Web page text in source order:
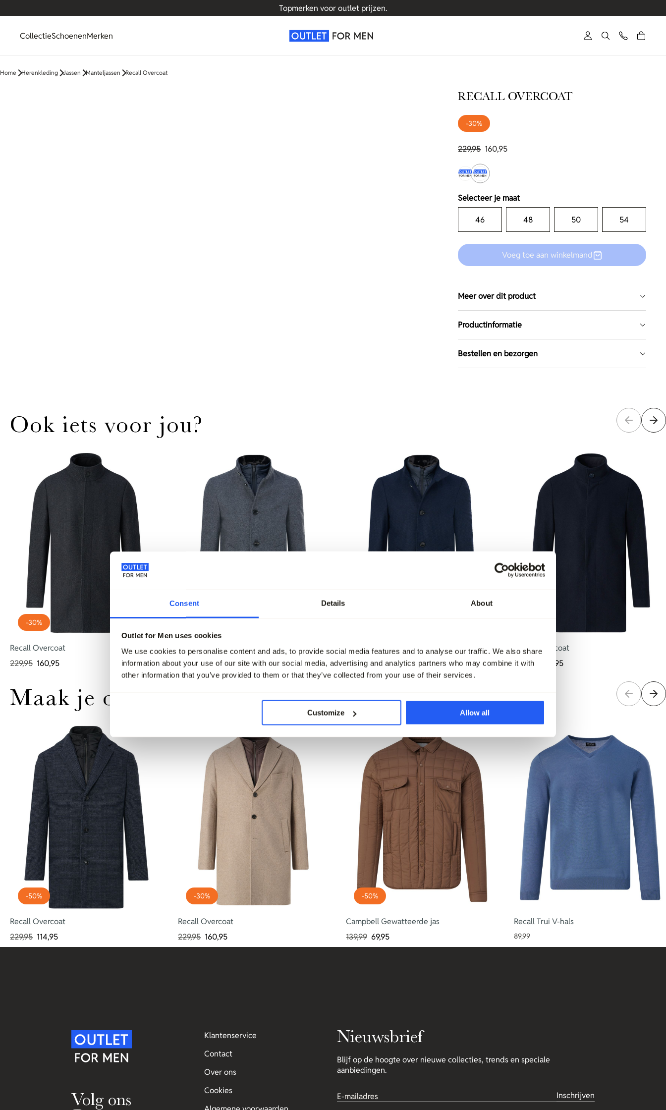
Consent Details About
Outlet for Men uses cookies
We use cookies to personalise content and ads, to provide social media features and to analyse our traffic. We also share
information about your use of our site with our social media, advertising and analytics partners who may combine it with
other information that you’ve provided to them or that they’ve collected from your use of their services.
Customize Allow all
Topmerken voor outlet prijzen.
CollectieSchoenenMerken
Home Herenkleding Jassen Manteljassen Recall Overcoat
RECALL OVERCOAT
-30%
229,95 160,95
Selecteer je maat
46 48 50 54
Voeg toe aan winkelmand
Meer over dit product
Productinformatie
Bestellen en bezorgen
Ook iets voor jou?
-30%
Recall Overcoat
229,95 160,95
Nobel Overcoat
299,95
149,95
Nobel Overcoat
299,95 149,95
Recall Overcoat
229,95
160,95
Maak je outfit compleet
-50%
Recall Overcoat
229,95 114,95
-30%
Recall Overcoat
229,95 160,95
-50%
Campbell Gewatteerde jas
139,99 69,95
Recall Trui V-hals
89,99
Volg ons
Nieuwsbrief
Blijf op de hoogte over nieuwe collecties, trends en speciale
aanbiedingen.
Inschrijven
Klantenservice
Contact
Over ons
Cookies